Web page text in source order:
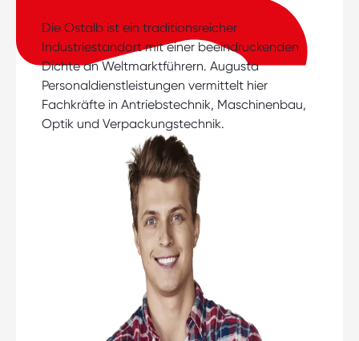
Die Ostalb ist ein traditionsreicher
Industriestandort mit einer beeindruckenden
Dichte an Weltmarktführern. Augusta
Personaldienstleistungen vermittelt hier
Fachkräfte in Antriebstechnik, Maschinenbau,
Optik und Verpackungstechnik.